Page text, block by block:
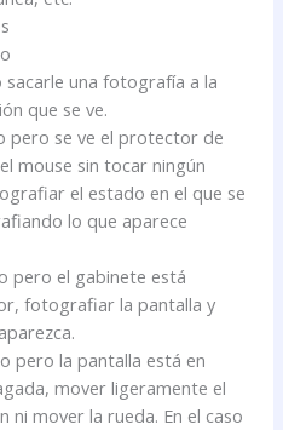
una fotografía a la
que se ve.
pero se ve el protector de
mouse sin tocar ningún
el estado en el que se
lo que aparece
pero el gabinete está
fotografiar la pantalla y
pero la pantalla está en
mover ligeramente el
mover la rueda. En el caso